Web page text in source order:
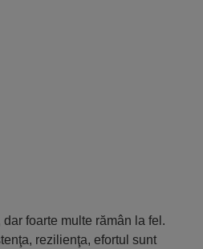
foarte multe rămân la fel.
rezilienţa, efortul sunt